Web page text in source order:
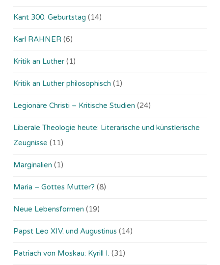
Kant 300. Geburtstag (14)
Karl RAHNER (6)
Kritik an Luther (1)
Kritik an Luther philosophisch (1)
Legionäre Christi – Kritische Studien (24)
Liberale Theologie heute: Literarische und künstlerische
Zeugnisse (11)
Marginalien (1)
Maria – Gottes Mutter? (8)
Neue Lebensformen (19)
Papst Leo XIV. und Augustinus (14)
Patriach von Moskau: Kyrill I. (31)